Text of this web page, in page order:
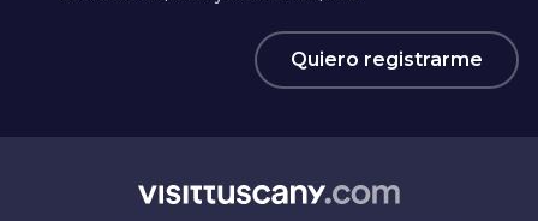
Quiero registrarme